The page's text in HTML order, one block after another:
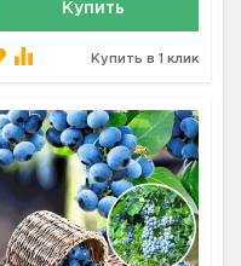
Купить
Купить в 1 клик